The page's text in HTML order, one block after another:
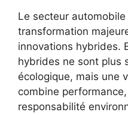
Le secteur
transformation
innovations hybrides.
hybrides ne sont plus
écologique, mais une
combine
responsabilité